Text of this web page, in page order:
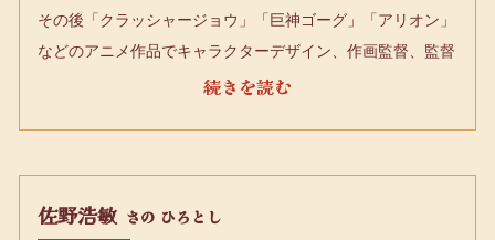
その後「クラッシャージョウ」「巨神ゴーグ」「アリオン」
などのアニメ作品でキャラクターデザイン、作画監督、監督
を務める。1989年公開の劇場アニメ「ヴイナス戦記」を最
THE ORIGIN」にて25年ぶりにアニメ業界に復帰し、総監督
を務めた。その後、2022年に『機動戦士ガンダム ククル
佐野浩敏 さの ひろとし